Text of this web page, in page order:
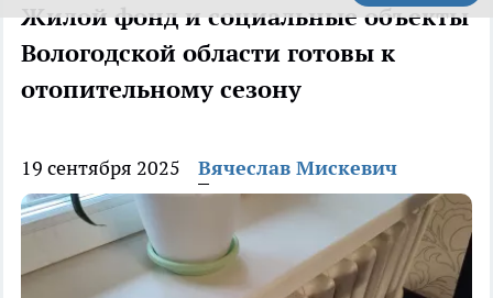
Жилой фонд и социальные объекты
Вологодской области готовы к
отопительному сезону
19 сентября 2025 Вячеслав Мискевич